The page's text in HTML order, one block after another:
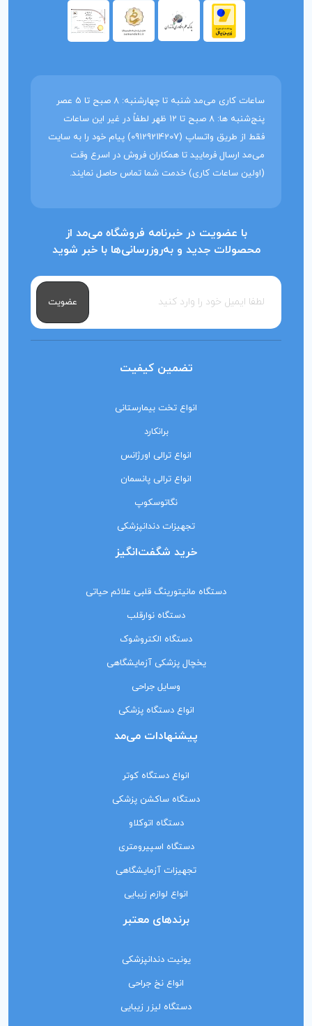
ساعات کاری می‌مد شنبه تا چهارشنبه: 8 صبح تا 5 عصر
پنج‌شنبه ها: 8 صبح تا 12 ظهر لطفاً در غیر این ساعات
فقط از طریق واتساپ (09129214207) پیام خود را به سایت
می‌مد ارسال فرمایید تا همکاران فروش در اسرع وقت
(اولین ساعات کاری) خدمت شما تماس حاصل نمایند.
با عضویت در خبرنامه فروشگاه می‌مد از
محصولات جدید و به‌روزرسانی‌ها با خبر شوید
عضویت
تضمین کیفیت
انواع تخت بیمارستانی
برانکارد
انواع ترالی اورژانس
انواع ترالی پانسمان
نگاتوسکوپ
تجهیزات دندانپزشکی
خرید شگفت‌انگیز
دستگاه مانیتورینگ‌ قلبی علائم حیاتی
دستگاه نوارقلب
دستگاه الکتروشوک
یخچال پزشکی آزمایشگاهی
وسایل جراحی
انواع دستگاه پزشکی
پیشنهادات می‌مد
انواع دستگاه کوتر
دستگاه ساکشن پزشکی
دستگاه اتوکلاو
دستگاه اسپیرومتری
تجهیزات آزمایشگاهی
انواع لوازم زیبایی
برندهای معتبر
یونیت دندانپزشکی
انواع نخ جراحی
دستگاه لیزر زیبایی